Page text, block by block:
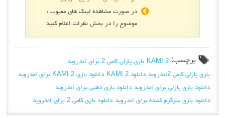
در صورت مشاهده لینک های معیوب ،
موضوع را در بخش نظرات اعلام کنید
برچسب: KAMI 2 بازی پازلی کامی 2 برای اندروید
بازی پازلی کامی 2اندروید
دانلود KAMI 2
دانلود بازی KAMI 2 برای اندروید
دانلود بازی پازلی برای اندروید دانلود بازی ذهنی برای اندروید
دانلود بازی سرگرم کننده برای اندروید دانلود بازی کامی 2 برای اندروید